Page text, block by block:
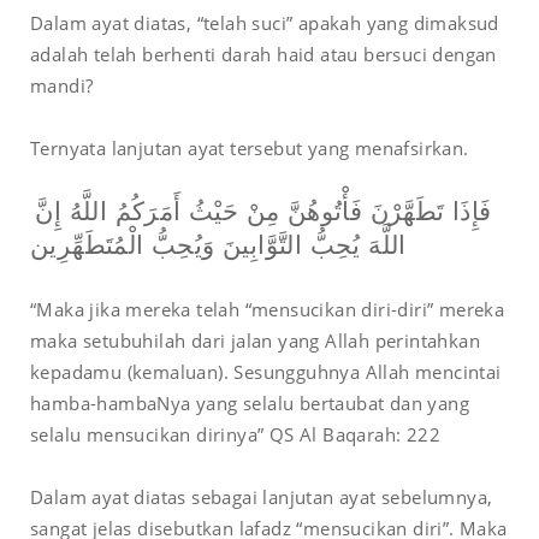
Dalam ayat diatas, “telah suci” apakah yang dimaksud
adalah telah berhenti darah haid atau bersuci dengan
mandi?
Ternyata lanjutan ayat tersebut yang menafsirkan.
فَإِذَا تَطَهَّرْنَ فَأْتُوهُنَّ مِنْ حَيْثُ أَمَرَكُمُ اللَّهُ إِنَّ
اللَّهَ يُحِبُّ التَّوَّابِينَ وَيُحِبُّ الْمُتَطَهِّرِين
“Maka jika mereka telah “mensucikan diri-diri” mereka
maka setubuhilah dari jalan yang Allah perintahkan
kepadamu (kemaluan). Sesungguhnya Allah mencintai
hamba-hambaNya yang selalu bertaubat dan yang
selalu mensucikan dirinya” QS Al Baqarah: 222
Dalam ayat diatas sebagai lanjutan ayat sebelumnya,
sangat jelas disebutkan lafadz “mensucikan diri”. Maka